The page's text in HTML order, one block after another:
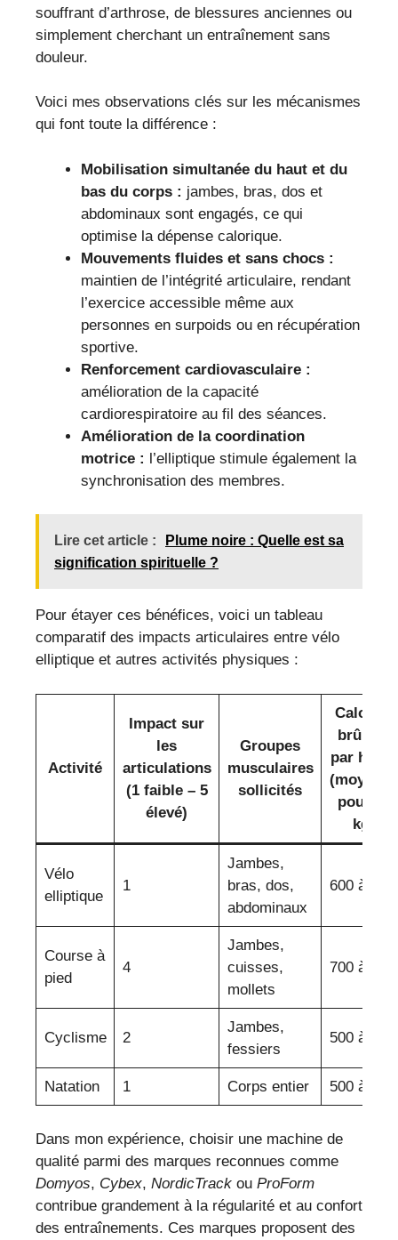
souffrant d’arthrose, de blessures anciennes ou
simplement cherchant un entraînement sans
douleur.
Voici mes observations clés sur les mécanismes
qui font toute la différence :
Mobilisation simultanée du haut et du
bas du corps : jambes, bras, dos et
abdominaux sont engagés, ce qui
optimise la dépense calorique.
Mouvements fluides et sans chocs :
maintien de l’intégrité articulaire, rendant
l’exercice accessible même aux
personnes en surpoids ou en récupération
sportive.
Renforcement cardiovasculaire :
amélioration de la capacité
cardiorespiratoire au fil des séances.
Amélioration de la coordination
motrice : l’elliptique stimule également la
synchronisation des membres.
Lire cet article :
Plume noire : Quelle est sa
signification spirituelle ?
Pour étayer ces bénéfices, voici un tableau
comparatif des impacts articulaires entre vélo
elliptique et autres activités physiques :
Activité
Impact sur
les
articulations
(1 faible – 5
élevé)
Groupes
musculaires
sollicités
Calories
brûlées
par heure
(moyenne
pour 70
kg)
Vélo
elliptique
1
Jambes,
bras, dos,
abdominaux
600 à 800
Course à
pied
4
Jambes,
cuisses,
mollets
700 à 900
Cyclisme 2
Jambes,
fessiers
500 à 700
Natation 1 Corps entier 500 à 700
Dans mon expérience, choisir une machine de
qualité parmi des marques reconnues comme
Domyos, Cybex, NordicTrack ou ProForm
contribue grandement à la régularité et au confort
des entraînements. Ces marques proposent des